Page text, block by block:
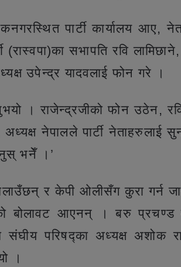
पार्टी कार्यालय आए,
(रास्वपा)का सभापति रवि
उपेन्द्र यादवलाई फोन गरे ।
। राजेन्द्रजीको फोन उठेन,
नेपालले पार्टी नेताहरुलाई
भनेँ ।’
र केपी ओलीसँग कुरा गर्न
बोलावट आएनन् । बरु प्रचण्ड
परिषद्का अध्यक्ष अशोक
।